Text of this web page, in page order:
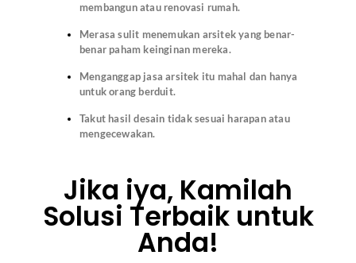
membangun atau renovasi rumah.
Merasa sulit menemukan arsitek yang benar-
benar paham keinginan mereka.
Menganggap jasa arsitek itu mahal dan hanya
untuk orang berduit.
Takut hasil desain tidak sesuai harapan atau
mengecewakan.
Jika iya, Kamilah
Solusi Terbaik untuk
Anda!